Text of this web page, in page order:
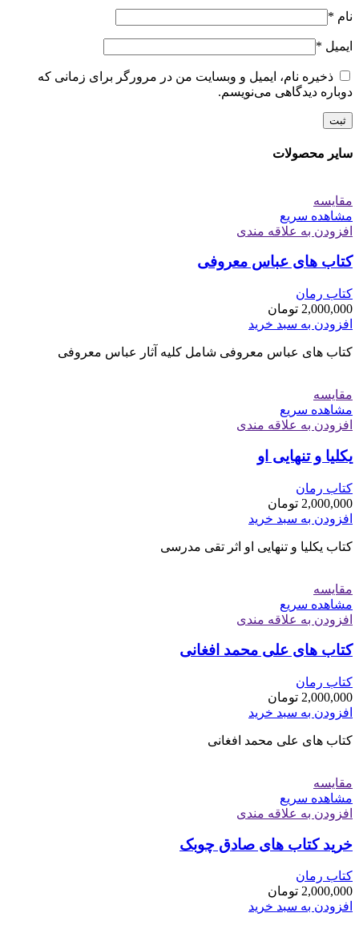
نام *
ایمیل *
ذخیره نام، ایمیل و وبسایت من در مرورگر برای زمانی که
دوباره دیدگاهی می‌نویسم.
سایر محصولات
مقایسه
مشاهده سریع
افزودن به علاقه مندی
کتاب های عباس معروفی
کتاب رمان
2,000,000 تومان
افزودن به سبد خرید
کتاب های عباس معروفی شامل کلیه آثار عباس معروفی
مقایسه
مشاهده سریع
افزودن به علاقه مندی
یکلیا و تنهایی او
کتاب رمان
2,000,000 تومان
افزودن به سبد خرید
کتاب یکلیا و تنهایی او اثر تقی مدرسی
مقایسه
مشاهده سریع
افزودن به علاقه مندی
کتاب های علی محمد افغانی
کتاب رمان
2,000,000 تومان
افزودن به سبد خرید
کتاب های علی محمد افغانی
مقایسه
مشاهده سریع
افزودن به علاقه مندی
خرید کتاب های صادق چوبک
کتاب رمان
2,000,000 تومان
افزودن به سبد خرید